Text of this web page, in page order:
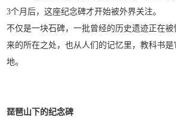
3个月后，这座纪念碑才开始被外界关注。
不仅是一块石碑，一批曾经的历史遗迹正在
来的所在之处，也从人们的记忆里，教科书
地。
琵琶山下的纪念碑